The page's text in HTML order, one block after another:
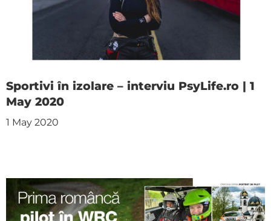
Sportivi în izolare – interviu PsyLife.ro | 1
May 2020
1 May 2020